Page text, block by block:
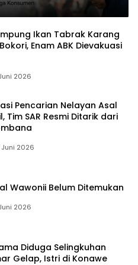
Ikan Tabrak Karang
Enam ABK Dievakuasi
2026
Pencarian Nelayan Asal
Tim SAR Resmi Ditarik dari
Juni 2026
Wawonii Belum Ditemukan
2026
Diduga Selingkuhan
Gelap, Istri di Konawe